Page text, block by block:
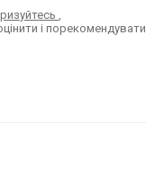
,
і порекомендувати